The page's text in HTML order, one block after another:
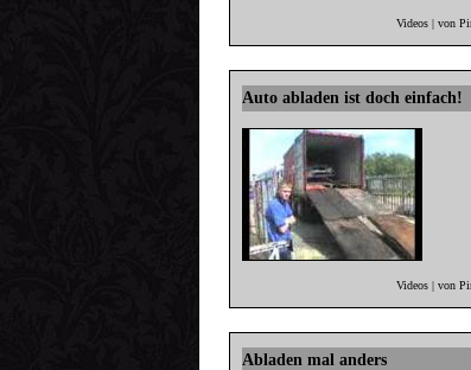
Videos | von
Auto abladen ist doch einfach!
Videos | von
Abladen mal anders